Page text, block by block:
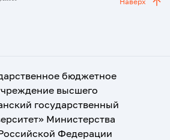
бюджетное
высшего
государственный
Министерства
Федерации